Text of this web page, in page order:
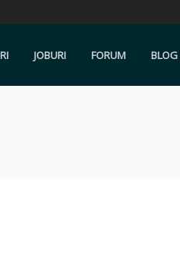
JOBURI FORUM BLOG